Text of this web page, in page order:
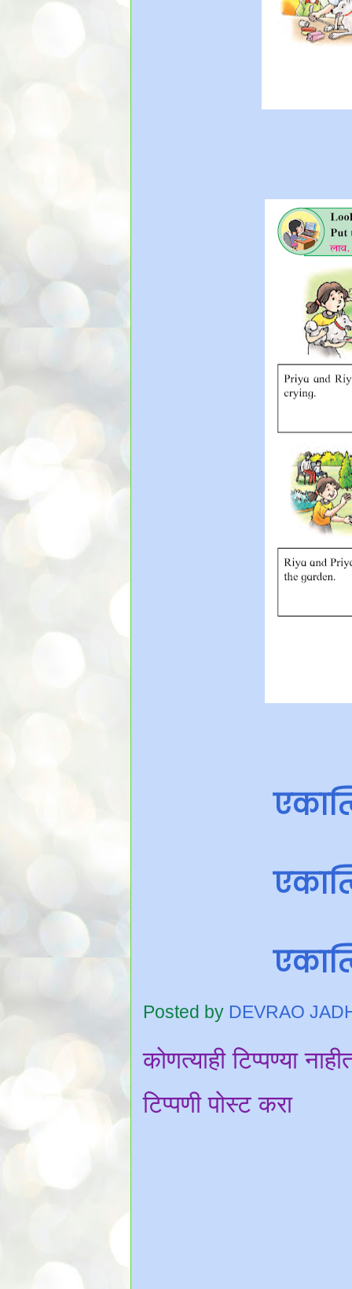
Posted by DEVRAO
कोणत्याही टिप्पण्‍या
टिप्पणी पोस्ट करा